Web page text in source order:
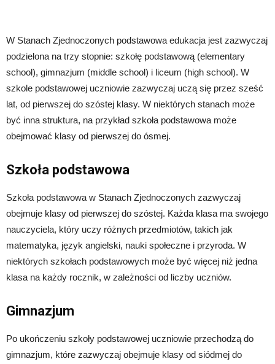
W Stanach Zjednoczonych podstawowa edukacja jest zazwyczaj
podzielona na trzy stopnie: szkołę podstawową (elementary
school), gimnazjum (middle school) i liceum (high school). W
szkole podstawowej uczniowie zazwyczaj uczą się przez sześć
lat, od pierwszej do szóstej klasy. W niektórych stanach może
być inna struktura, na przykład szkoła podstawowa może
obejmować klasy od pierwszej do ósmej.
Szkoła podstawowa
Szkoła podstawowa w Stanach Zjednoczonych zazwyczaj
obejmuje klasy od pierwszej do szóstej. Każda klasa ma swojego
nauczyciela, który uczy różnych przedmiotów, takich jak
matematyka, język angielski, nauki społeczne i przyroda. W
niektórych szkołach podstawowych może być więcej niż jedna
klasa na każdy rocznik, w zależności od liczby uczniów.
Gimnazjum
Po ukończeniu szkoły podstawowej uczniowie przechodzą do
gimnazjum, które zazwyczaj obejmuje klasy od siódmej do